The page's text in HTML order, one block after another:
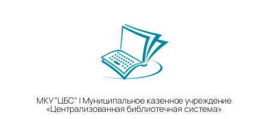
МКУ "ЦБС" | Муниципальное казенное учреждение
«Централизованная библиотечная система»